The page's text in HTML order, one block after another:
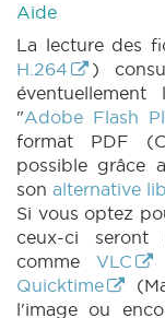
DECRET 695
DECRET
DECRET
MOTION 686
687 n1 (2021-
(2021-2022)
2022) (PDF)
(PDF)
|
|
MOTION 692
693 n1 (2021-
(2021-2022)
Aide
La lecture des
H.264
)
"Adobe Flash
format PDF
possible grâce
son alternative
Si vous optez
ceux-ci seront
comme VLC
Quicktime
l'image ou